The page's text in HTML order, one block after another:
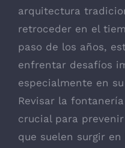
arquitectura
retroceder en el
paso de los años,
enfrentar desafíos
especialmente en
Revisar la
crucial para
que suelen surgir